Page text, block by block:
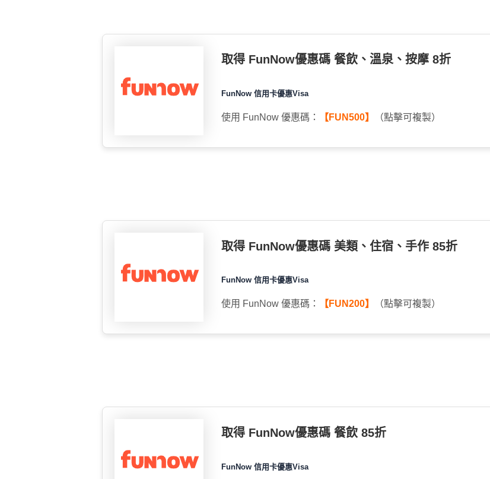
取得 FunNow優惠碼 餐飲、溫泉、按摩 8折
FunNow 信用卡優惠Visa
使用 FunNow 優惠碼： 【FUN500】 （點擊可複製）
取得 FunNow優惠碼 美類、住宿、手作 85折
FunNow 信用卡優惠Visa
使用 FunNow 優惠碼： 【FUN200】 （點擊可複製）
取得 FunNow優惠碼 餐飲 85折
FunNow 信用卡優惠Visa